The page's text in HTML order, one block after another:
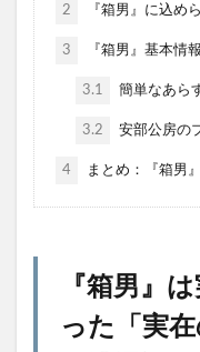
2 『箱男』に込め
3 『箱男』基本情報
3.1 簡単なあら
3.2 安部公房の
4 まとめ：『箱男
『箱男』
った「実